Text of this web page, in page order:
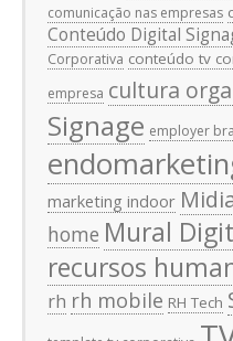
comunicação nas empresas
Conteúdo Digital
Corporativa conteúdo tv
empresa cultura
Signage employer
marketing indoor
home Mural
recursos
rh rh mobile RH Tech